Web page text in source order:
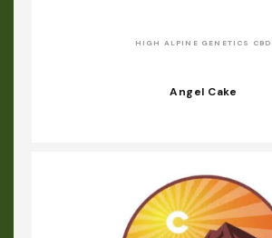
HIGH ALPINE GENETICS CBD
Angel Cake